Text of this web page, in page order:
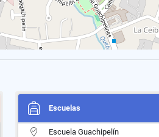
Escuelas
Escuela Guachipelín